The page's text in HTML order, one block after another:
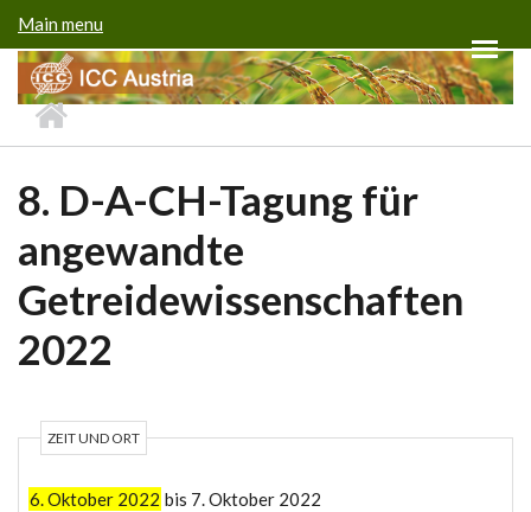
Main menu
8. D-A-CH-Tagung für
angewandte
Getreidewissenschaften
2022
ZEIT UND ORT
6. Oktober 2022 bis 7. Oktober 2022